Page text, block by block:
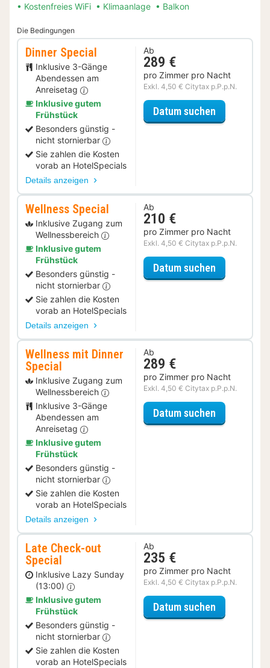
Kostenfreies WiFi
Klimaanlage Balkon
Die Bedingungen
Dinner Special
Inklusive 3-Gänge
Abendessen am
Anreisetag
Inklusive gutem
Frühstück
Besonders günstig -
nicht stornierbar
Sie zahlen die Kosten
vorab an HotelSpecials
Details anzeigen
Ab
289 €
pro Zimmer pro Nacht
Exkl. 4,50 € Citytax p.P.p.N.
Datum suchen
Wellness Special
Inklusive Zugang zum
Wellnessbereich
Inklusive gutem
Frühstück
Besonders günstig -
nicht stornierbar
Sie zahlen die Kosten
vorab an HotelSpecials
Details anzeigen
Ab
210 €
pro Zimmer pro Nacht
Exkl. 4,50 € Citytax p.P.p.N.
Datum suchen
Wellness mit Dinner
Special
Inklusive Zugang zum
Wellnessbereich
Inklusive 3-Gänge
Abendessen am
Anreisetag
Inklusive gutem
Frühstück
Besonders günstig -
nicht stornierbar
Sie zahlen die Kosten
vorab an HotelSpecials
Details anzeigen
Ab
289 €
pro Zimmer pro Nacht
Exkl. 4,50 € Citytax p.P.p.N.
Datum suchen
Late Check-out
Special
Inklusive Lazy Sunday
(13:00)
Inklusive gutem
Frühstück
Besonders günstig -
nicht stornierbar
Sie zahlen die Kosten
vorab an HotelSpecials
Ab
235 €
pro Zimmer pro Nacht
Exkl. 4,50 € Citytax p.P.p.N.
Datum suchen